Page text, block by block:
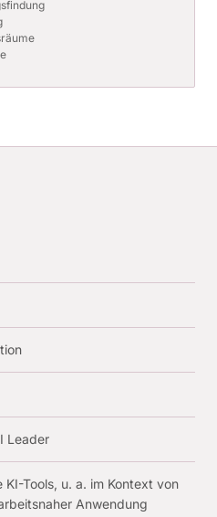
Leader
Tools, u. a. im Kontext von
Anwendung